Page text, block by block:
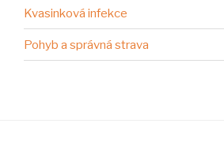
Kvasinková infekce
Pohyb a správná strava